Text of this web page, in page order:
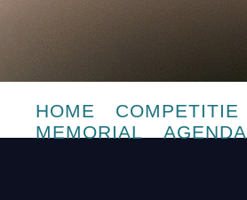
HOME COMPETITIE
MEMORIAL
AGENDA